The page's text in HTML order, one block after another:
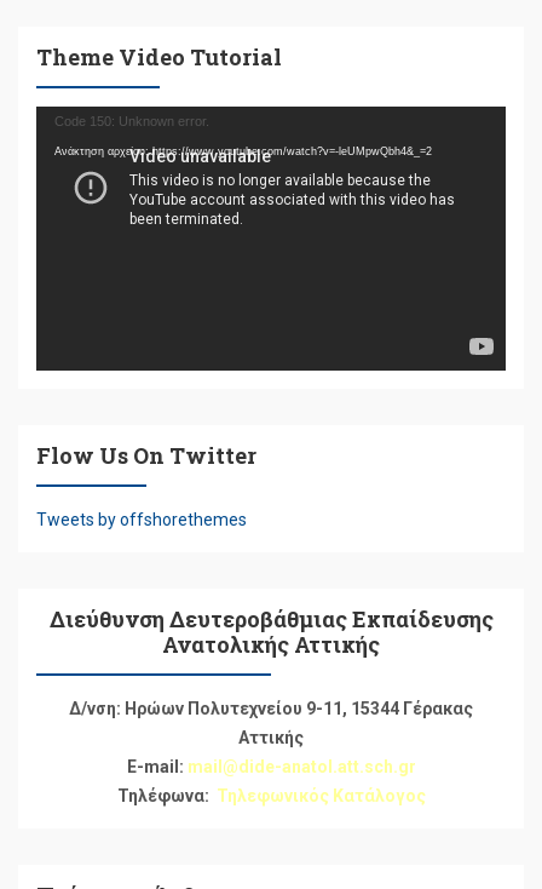
Theme Video Tutorial
Πρόγραμμα
Αναπαραγωγής
Βίντεο
Code 150: Unknown error.
Ανάκτηση αρχείου: https://www.youtube.com/watch?v=-leUMpwQbh4&_=2
Flow Us On Twitter
Tweets by offshorethemes
Διεύθυνση Δευτεροβάθμιας Εκπαίδευσης
Ανατολικής Αττικής
Δ/νση: Ηρώων Πολυτεχνείου 9-11, 15344 Γέρακας
Αττικής
E-mail: mail@dide-anatol.att.sch.gr
Τηλέφωνα: Τηλεφωνικός Κατάλογος